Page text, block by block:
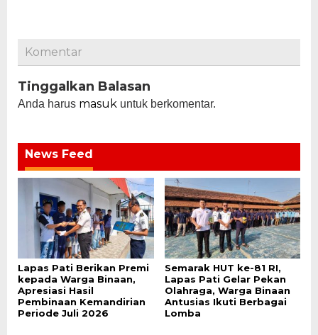
Komentar
Tinggalkan Balasan
Anda harus masuk untuk berkomentar.
News Feed
Lapas Pati Berikan Premi
kepada Warga Binaan,
Apresiasi Hasil
Pembinaan Kemandirian
Periode Juli 2026
Semarak HUT ke-81 RI,
Lapas Pati Gelar Pekan
Olahraga, Warga Binaan
Antusias Ikuti Berbagai
Lomba